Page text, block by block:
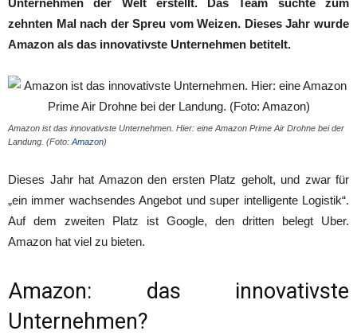
Unternehmen der Welt erstellt. Das Team suchte zum
zehnten Mal nach der Spreu vom Weizen. Dieses Jahr wurde
Amazon als das innovativste Unternehmen betitelt.
Amazon ist das innovativste Unternehmen. Hier: eine Amazon Prime Air Drohne bei der
Landung. (Foto: Amazon)
Dieses Jahr hat Amazon den ersten Platz geholt, und zwar für
„ein immer wachsendes Angebot und super intelligente Logistik“.
Auf dem zweiten Platz ist Google, den dritten belegt Uber.
Amazon hat viel zu bieten.
Amazon: das innovativste
Unternehmen?